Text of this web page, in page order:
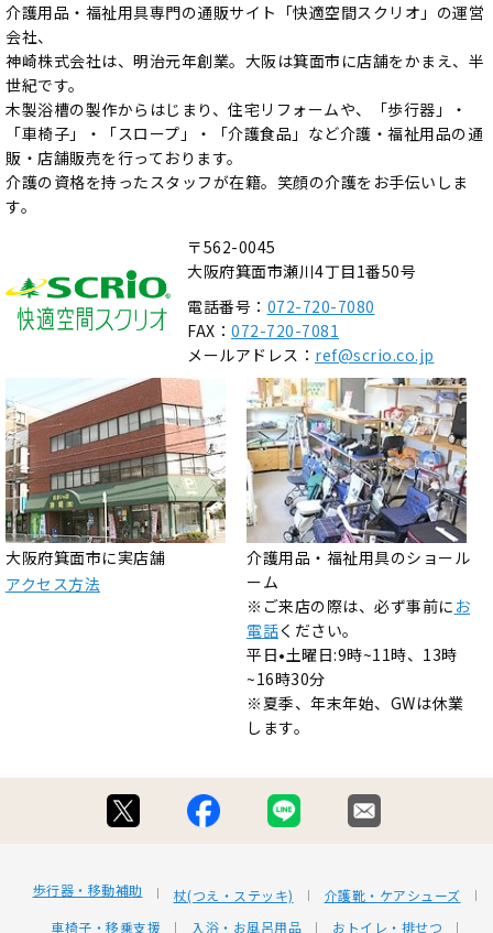
介護用品・福祉用具専門の通販サイト「快適空間スクリオ」の運営
会社、
神崎株式会社は、明治元年創業。大阪は箕面市に店舗をかまえ、半
世紀です。
木製浴槽の製作からはじまり、住宅リフォームや、「歩行器」・
「車椅子」・「スロープ」・「介護食品」など介護・福祉用品の通
販・店舗販売を行っております。
介護の資格を持ったスタッフが在籍。笑顔の介護をお手伝いしま
す。
〒562-0045
大阪府箕面市瀬川4丁目1番50号
電話番号： 072-720-7080
FAX： 072-720-7081
メールアドレス： ref@scrio.co.jp
大阪府箕面市に実店舗
アクセス方法
介護用品・福祉用具のショール
ーム
※ご来店の際は、必ず事前に お
電話ください。
平日•土曜日:9時~11時、13時
~16時30分
※夏季、年末年始、GWは休業
します。
歩行器・移動補助 杖(つえ・ステッキ)
介護靴・ケアシューズ
車椅子・移乗支援
入浴・お風呂用品 おトイレ・排せつ